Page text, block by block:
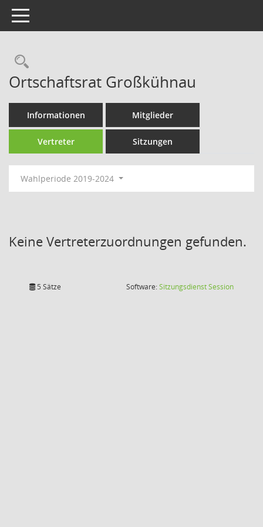
Toggle navigation
Rechercheauswahl
Ortschaftsrat Großkühnau
Informationen Mitglieder
Vertreter Sitzungen
Wahlperiode 2019-2024
Keine Vertreterzuordnungen gefunden.
5 Sätze Software:SitzungsdienstSession(Wird in